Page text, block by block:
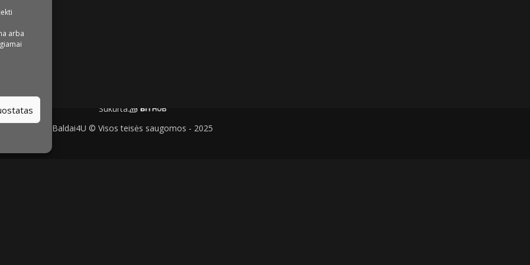
arba
Sukurta:
Baldai4U © Visos teisės saugomos - 2025